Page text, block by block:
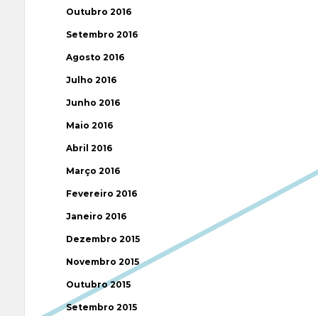
Outubro 2016
Setembro 2016
Agosto 2016
Julho 2016
Junho 2016
Maio 2016
Abril 2016
Março 2016
Fevereiro 2016
Janeiro 2016
Dezembro 2015
Novembro 2015
Outubro 2015
Setembro 2015